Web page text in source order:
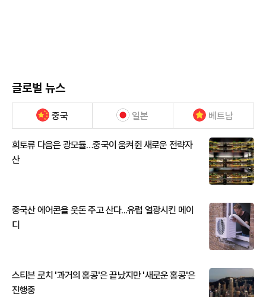
글로벌 뉴스
중국 일본 베트남
희토류 다음은 광모듈…중국이 움켜쥔 새로운 전략자
산
중국산 에어콘을 웃돈 주고 산다...유럽 열광시킨 메이
디
스티븐 로치 '과거의 홍콩'은 끝났지만 '새로운 홍콩'은
진행중